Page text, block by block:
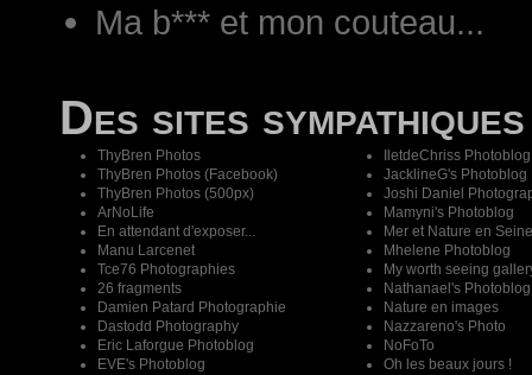
Ma b*** et mon couteau...
Des sites sympathiques
ThyBren Photos
ThyBren Photos (Facebook)
ThyBren Photos (500px)
ArNoLife
En attendant d'exposer...
Manu Larcenet
Tce76 Photographies
26 fragments
Damien Patard Photographie
Dastodd Photography
Eric Laforgue Photoblog
EVE's Photoblog
IletdeChriss Photoblog
JacklineG's Photoblog
Joshi Daniel
Mamyni's Photoblog
Mer et Nature en Seine
Mhelene Photoblog
My worth seeing
Nathanael's Photoblog
Nature en images
Nazzareno's Photo
NoFoTo
Oh les beaux jours !